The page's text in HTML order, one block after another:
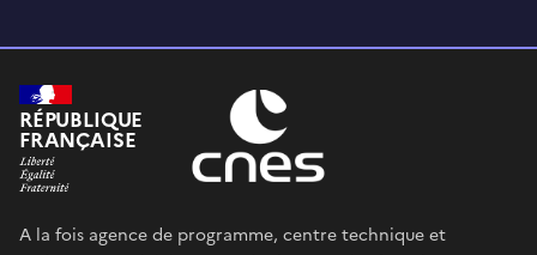
RÉPUBLIQUE
FRANÇAISE
A la fois agence de programme, centre technique et